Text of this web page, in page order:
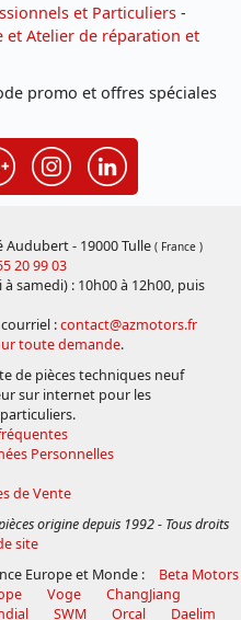
et Particuliers -
et Atelier de réparation et
promo et offres spéciales
- 19000 Tulle ( France )
20 99 03
samedi) : 10h00 à 12h00, puis
:contact@azmotors.fr
toute demande.
de pièces techniques neuf
sur internet pour les
Personnelles
de Vente
origine depuis 1992 - Tous droits
site
Europe et Monde :
Beta Motors
Voge
ChangJiang
SWM Orcal Daelim